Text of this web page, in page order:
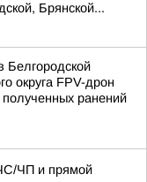
Брянской...
Белгородской
округа FPV-дрон
ранений
ЧП и прямой